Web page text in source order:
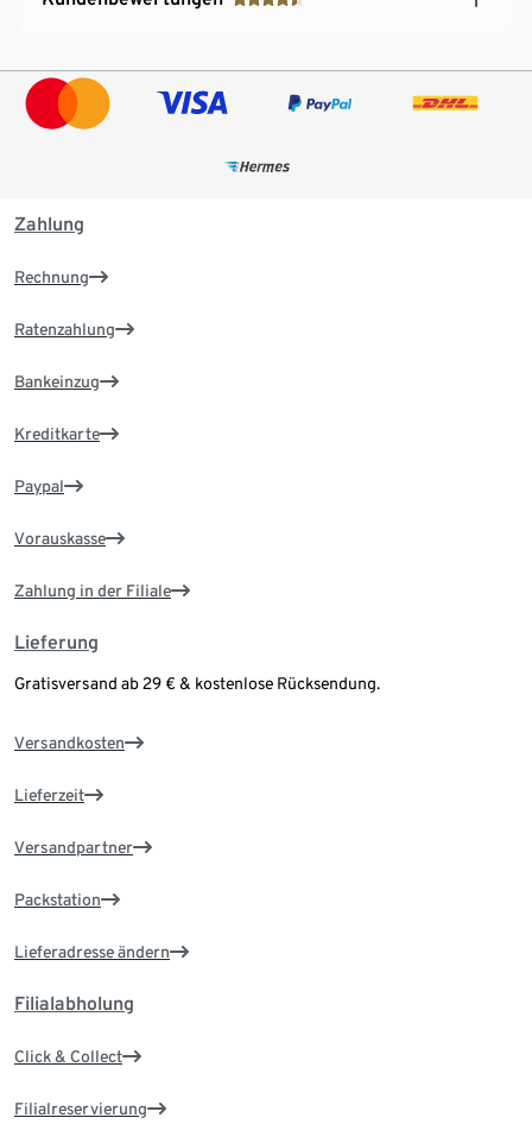
Zahlung
Rechnung
Ratenzahlung
Bankeinzug
Kreditkarte
Paypal
Vorauskasse
Zahlung in der Filiale
Lieferung
Gratisversand ab 29 € & kostenlose Rücksendung.
Versandkosten
Lieferzeit
Versandpartner
Packstation
Lieferadresse ändern
Filialabholung
Click & Collect
Filialreservierung